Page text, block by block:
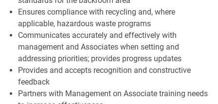
Ensures compliance with recycling and, where
applicable, hazardous waste programs
Communicates accurately and effectively with
management and Associates when setting and
addressing priorities; provides progress updates
Provides and accepts recognition and constructive
feedback
Partners with Management on Associate training needs